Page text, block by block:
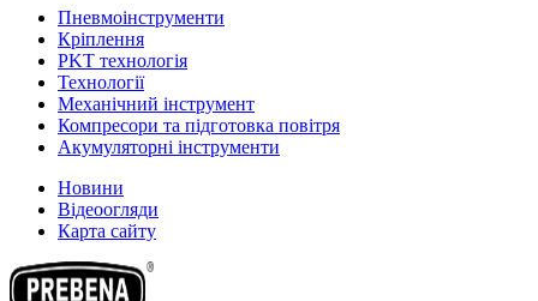
Пневмоінструменти
Кріплення
PKT технологія
Технології
Механічний інструмент
Компресори та підготовка повітря
Акумуляторні інструменти
Новини
Відеоогляди
Карта сайту